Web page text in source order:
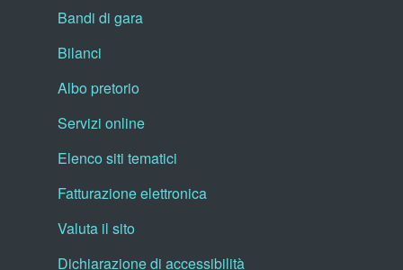
Bandi di gara
Bilanci
Albo pretorio
Servizi online
Elenco siti tematici
Fatturazione elettronica
Valuta il sito
Dichiarazione di accessibilità